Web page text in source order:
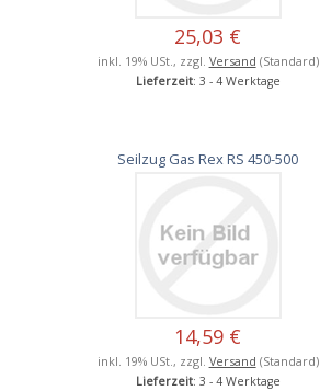
25,03 €
inkl. 19% USt., zzgl. Versand (Standard)
Lieferzeit: 3 - 4 Werktage
Seilzug Gas Rex RS 450-500
14,59 €
inkl. 19% USt., zzgl. Versand (Standard)
Lieferzeit: 3 - 4 Werktage